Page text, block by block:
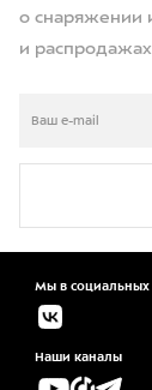
о снаряжении
и распродажах
Мы в социальных
Наши каналы